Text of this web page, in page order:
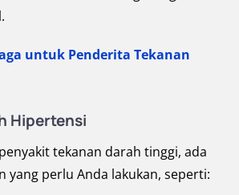
untuk Penderita Tekanan
Hipertensi
tekanan darah tinggi, ada
yang perlu Anda lakukan, seperti: